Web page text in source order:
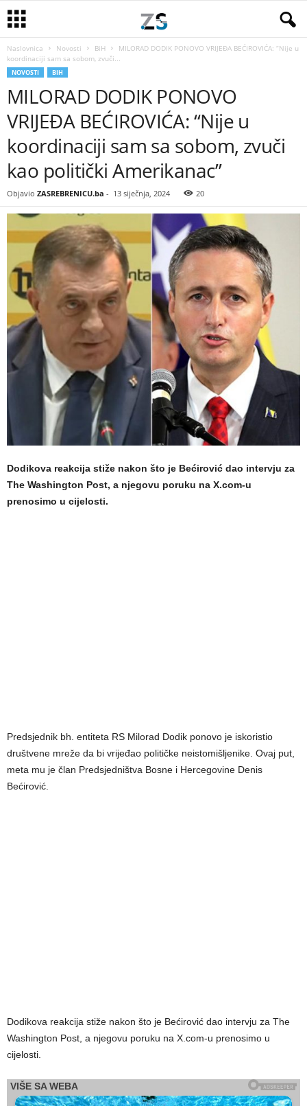
Naslovnica Novosti BiH
MILORAD DODIK PONOVO VRIJEĐA BEĆIROVIĆA: “Nije u
koordinaciji sam sa sobom, zvuči...
NOVOSTI BIH
MILORAD DODIK PONOVO
VRIJEĐA BEĆIROVIĆA: “Nije u
koordinaciji sam sa sobom, zvuči
kao politički Amerikanac”
Objavio ZASREBRENICU.ba - 13 siječnja, 2024 20
Dodikova reakcija stiže nakon što je Bećirović dao intervju za
The Washington Post, a njegovu poruku na X.com-u
prenosimo u cijelosti.
Predsjednik bh. entiteta RS Milorad Dodik ponovo je iskoristio
društvene mreže da bi vrijeđao političke neistomišljenike. Ovaj put,
meta mu je član Predsjedništva Bosne i Hercegovine Denis
Bećirović.
Dodikova reakcija stiže nakon što je Bećirović dao intervju za The
Washington Post, a njegovu poruku na X.com-u prenosimo u
cijelosti.